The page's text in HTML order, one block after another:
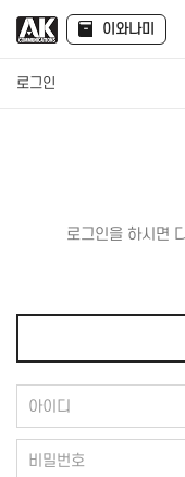
이와나미
로그인
로그인을 하시면